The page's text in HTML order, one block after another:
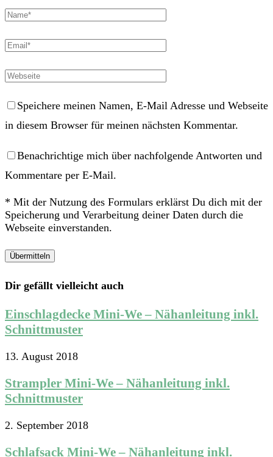
Speichere meinen Namen, E-Mail Adresse und Webseite
in diesem Browser für meinen nächsten Kommentar.
Benachrichtige mich über nachfolgende Antworten und
Kommentare per E-Mail.
* Mit der Nutzung des Formulars erklärst Du dich mit der
Speicherung und Verarbeitung deiner Daten durch die
Webseite einverstanden.
Dir gefällt vielleicht auch
Einschlagdecke Mini-We – Nähanleitung inkl.
Schnittmuster
13. August 2018
Strampler Mini-We – Nähanleitung inkl.
Schnittmuster
2. September 2018
Schlafsack Mini-We – Nähanleitung inkl.